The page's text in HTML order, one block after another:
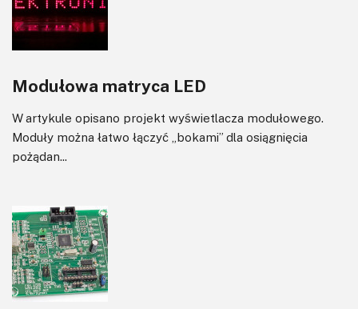
Modułowa matryca LED
W artykule opisano projekt wyświetlacza modułowego.
Moduły można łatwo łączyć „bokami” dla osiągnięcia
pożądan...